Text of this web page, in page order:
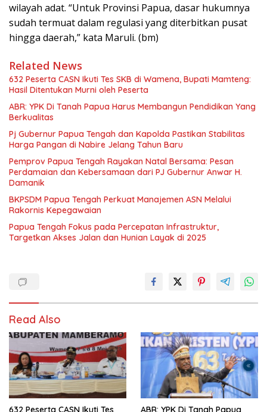
wilayah adat. “Untuk Provinsi Papua, dasar hukumnya
sudah termuat dalam regulasi yang diterbitkan pusat
hingga daerah,” kata Maruli. (bm)
Related News
632 Peserta CASN Ikuti Tes SKB di Wamena, Bupati Mamteng:
Hasil Ditentukan Murni oleh Peserta
ABR: YPK Di Tanah Papua Harus Membangun Pendidikan Yang
Berkualitas
Pj Gubernur Papua Tengah dan Kapolda Pastikan Stabilitas
Harga Pangan di Nabire Jelang Tahun Baru
Pemprov Papua Tengah Rayakan Natal Bersama: Pesan
Perdamaian dan Kebersamaan dari PJ Gubernur Anwar H.
Damanik
BKPSDM Papua Tengah Perkuat Manajemen ASN Melalui
Rakornis Kepegawaian
Papua Tengah Fokus pada Percepatan Infrastruktur,
Targetkan Akses Jalan dan Hunian Layak di 2025
Read Also
632 Peserta CASN Ikuti Tes ABR: YPK Di Tanah Papua